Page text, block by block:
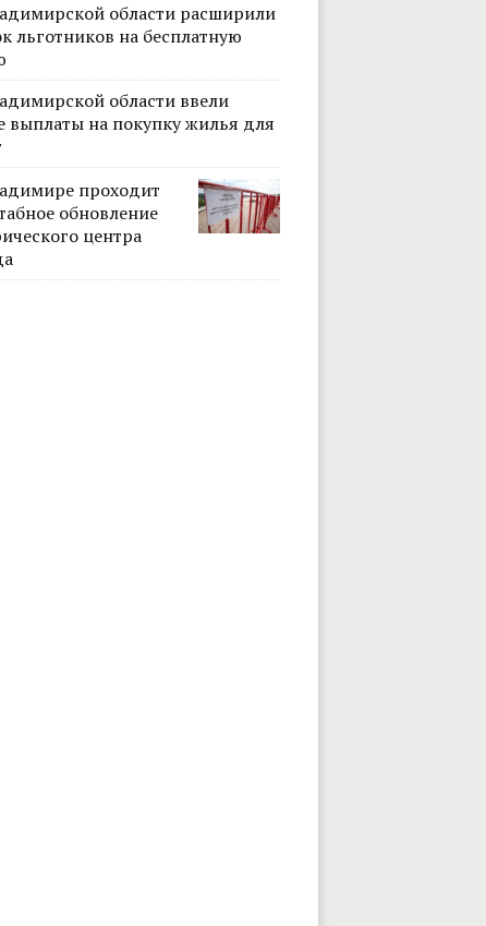
области расширили
льготников на бесплатную
области ввели
выплаты на покупку жилья для
проходит
обновление
центра